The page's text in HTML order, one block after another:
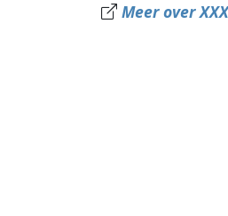
Meer over